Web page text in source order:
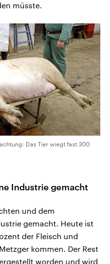
müsste.
Das Tier wiegt fast 300
Industrie gemacht
und dem
gemacht. Heute ist
der Fleisch und
kommen. Der Rest
worden und wird